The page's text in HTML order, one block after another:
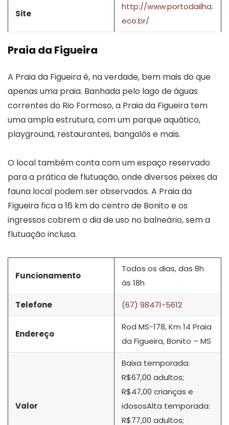
Site
http://www.portodailha.
eco.br/
Praia da Figueira
A Praia da Figueira é, na verdade, bem mais do que
apenas uma praia. Banhada pelo lago de águas
correntes do Rio Formoso, a Praia da Figueira tem
uma ampla estrutura, com um parque aquático,
playground, restaurantes, bangalôs e mais.
O local também conta com um espaço reservado
para a prática de flutuação, onde diversos peixes da
fauna local podem ser observados. A Praia da
Figueira fica a 16 km do centro de Bonito e os
ingressos cobrem o dia de uso no balneário, sem a
flutuação inclusa.
Funcionamento
Todos os dias, das 8h
às 18h
Telefone (67) 98471-5612
Endereço
Rod MS-178, Km 14 Praia
da Figueira, Bonito – MS
Valor
Baixa temporada:
R$67,00 adultos;
R$47,00 crianças e
idososAlta temporada:
R$77,00 adultos;